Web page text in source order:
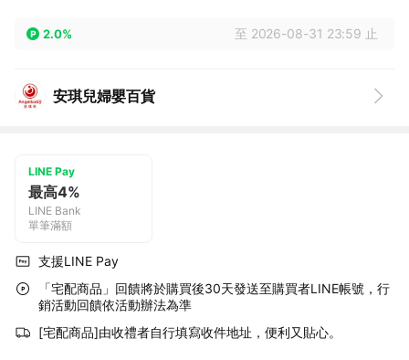
2.0% 至 2026-08-31 23:59 止
安琪兒婦嬰百貨
LINE Pay
最高4%
LINE Bank
單筆滿額
支援LINE Pay
「宅配商品」回饋將於購買後30天發送至購買者LINE帳號，行
銷活動回饋依活動辦法為準
[宅配商品]由收禮者自行填寫收件地址，便利又貼心。